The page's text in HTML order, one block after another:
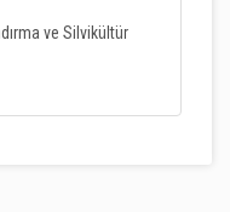
ve Silvikültür